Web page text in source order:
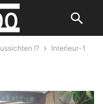
!? Interieur-1